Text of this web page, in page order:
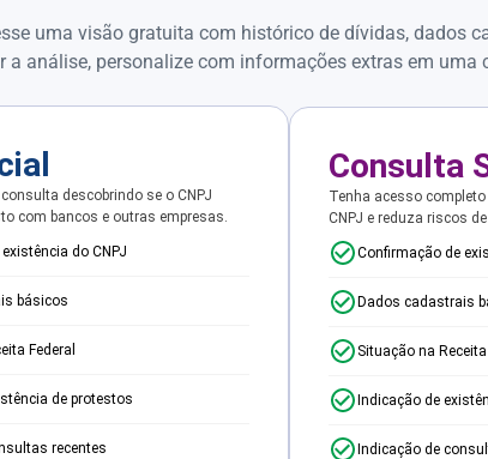
uma visão gratuita com histórico de dívidas, dados
a análise, personalize com informações extras em uma
descobrindo se o CNPJ
com bancos e outras empresas.
do CNPJ
básicos
Federal
de protestos
recentes
Consulta
Tenha acesso
CNPJ e reduza riscos
Confirmação de
Dados cadastrais
Situação na Receita
Indicação de
Indicação de